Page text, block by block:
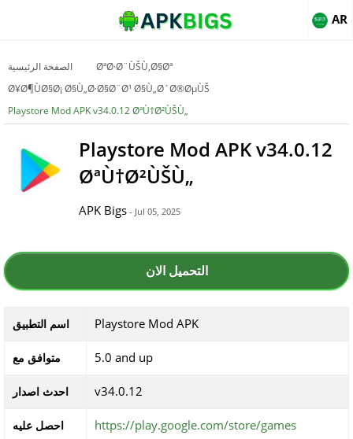
AR
الصفحة الرئيسية
ØªØ·Ø¨ÙŠÙ‚Ø§Øª
Ø¥Ø¶ÙØ§Ø¡ Ø§Ù„Ø·Ø§Ø¨Ø¹ Ø§Ù„Ø´Ø®ØµÙŠ
Playstore Mod APK v34.0.12 ØªÙ†Ø²ÙŠÙ„
Playstore Mod APK v34.0.12
ØªÙ†Ø²ÙŠÙ„
APK Bigs - Jul 05, 2025
التحميل الان
اسم التطبيق Playstore Mod APK
متوافق مع 5.0 and up
احدث اصدار v34.0.12
احصل عليه https://play.google.com/store/games